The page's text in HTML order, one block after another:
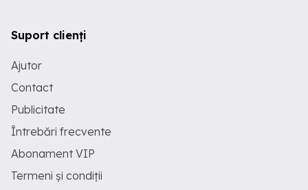
Suport clienți
Ajutor
Contact
Publicitate
Întrebări frecvente
Abonament VIP
Termeni și condiții